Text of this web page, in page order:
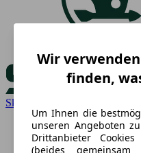
Skoda
Wir
finden,
Um Ihnen die
unseren Angeboten
Drittanbieter
(beides